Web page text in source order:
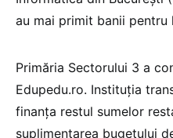
au mai primit banii pentru
Primăria Sectorului 3 a
Edupedu.ro. Instituția
finanța restul sumelor
suplimentarea bugetului